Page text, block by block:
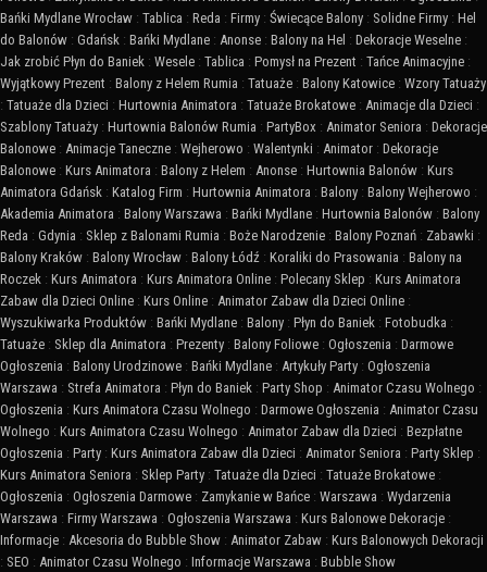
Bańki Mydlane Wrocław : Tablica : Reda : Firmy : Świecące Balony : Solidne Firmy : Hel
do Balonów : Gdańsk : Bańki Mydlane : Anonse : Balony na Hel : Dekoracje Weselne :
Jak zrobić Płyn do Baniek : Wesele : Tablica : Pomysł na Prezent : Tańce Animacyjne :
Wyjątkowy Prezent : Balony z Helem Rumia : Tatuaże : Balony Katowice : Wzory Tatuaży
: Tatuaże dla Dzieci : Hurtownia Animatora : Tatuaże Brokatowe : Animacje dla Dzieci :
Szablony Tatuaży : Hurtownia Balonów Rumia : PartyBox : Animator Seniora : Dekoracje
Balonowe : Animacje Taneczne : Wejherowo : Walentynki : Animator : Dekoracje
Balonowe : Kurs Animatora : Balony z Helem : Anonse : Hurtownia Balonów : Kurs
Animatora Gdańsk : Katalog Firm : Hurtownia Animatora : Balony : Balony Wejherowo :
Akademia Animatora : Balony Warszawa : Bańki Mydlane : Hurtownia Balonów : Balony
Reda : Gdynia : Sklep z Balonami Rumia : Boże Narodzenie : Balony Poznań : Zabawki :
Balony Kraków : Balony Wrocław : Balony Łódź : Koraliki do Prasowania : Balony na
Roczek : Kurs Animatora : Kurs Animatora Online : Polecany Sklep : Kurs Animatora
Zabaw dla Dzieci Online : Kurs Online : Animator Zabaw dla Dzieci Online :
Wyszukiwarka Produktów : Bańki Mydlane : Balony : Płyn do Baniek : Fotobudka :
Tatuaże : Sklep dla Animatora : Prezenty : Balony Foliowe : Ogłoszenia : Darmowe
Ogłoszenia : Balony Urodzinowe : Bańki Mydlane : Artykuły Party : Ogłoszenia
Warszawa : Strefa Animatora : Płyn do Baniek : Party Shop : Animator Czasu Wolnego :
Ogłoszenia : Kurs Animatora Czasu Wolnego : Darmowe Ogłoszenia : Animator Czasu
Wolnego : Kurs Animatora Czasu Wolnego : Animator Zabaw dla Dzieci : Bezpłatne
Ogłoszenia : Party : Kurs Animatora Zabaw dla Dzieci : Animator Seniora : Party Sklep :
Kurs Animatora Seniora : Sklep Party : Tatuaże dla Dzieci : Tatuaże Brokatowe :
Ogłoszenia : Ogłoszenia Darmowe : Zamykanie w Bańce : Warszawa : Wydarzenia
Warszawa : Firmy Warszawa : Ogłoszenia Warszawa : Kurs Balonowe Dekoracje :
Informacje : Akcesoria do Bubble Show : Animator Zabaw : Kurs Balonowych Dekoracji
: SEO : Animator Czasu Wolnego : Informacje Warszawa : Bubble Show